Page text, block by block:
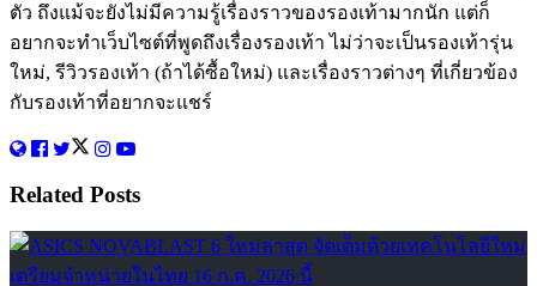
ตัว ถึงแม้จะยังไม่มีความรู้เรื่องราวของรองเท้ามากนัก แต่ก็
อยากจะทำเว็บไซต์ที่พูดถึงเรื่องรองเท้า ไม่ว่าจะเป็นรองเท้ารุ่น
ใหม่, รีวิวรองเท้า (ถ้าได้ซื้อใหม่) และเรื่องราวต่างๆ ที่เกี่ยวข้อง
กับรองเท้าที่อยากจะแชร์
Related Posts